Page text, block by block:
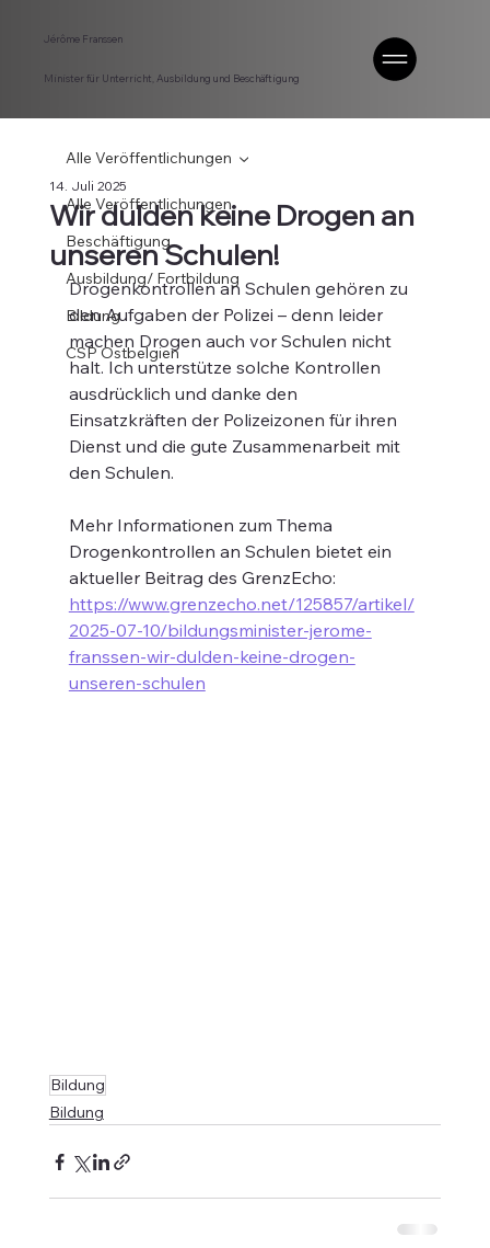
Minister für Unterricht, Ausbildung und Beschäftigung
Jérôme Franssen
Alle Veröffentlichungen
Beschäftigung
Ausbildung/ Fortbildung
Bildung
CSP Ostbelgien
Alle Veröffentlichungen
Wir dulden keine Drogen an
unseren Schulen!
14. Juli 2025
Drogenkontrollen an Schulen gehören zu
den Aufgaben der Polizei – denn leider
machen Drogen auch vor Schulen nicht
halt. Ich unterstütze solche Kontrollen
ausdrücklich und danke den
Einsatzkräften der Polizeizonen für ihren
Dienst und die gute Zusammenarbeit mit
den Schulen.
Mehr Informationen zum Thema
Drogenkontrollen an Schulen bietet ein
aktueller Beitrag des GrenzEcho:
https://www.grenzecho.net/125857/artikel/
2025-07-10/bildungsminister-jerome-
franssen-wir-dulden-keine-drogen-
unseren-schulen
Bildung
Bildung